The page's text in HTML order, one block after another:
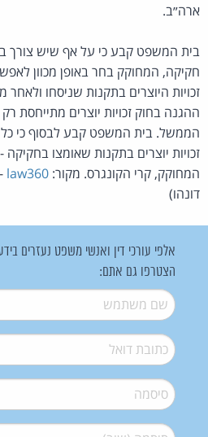
ארה״ב.
בית המשפט קבע כי על אף שיש צורך
חקיקה, המחוקק בחר באופן מכוון
זכויות היוצרים בתקנות שניסחו
ההגנה בחוק זכויות יוצרים מתייחסת
הממשל. בית המשפט קבע לבסוף כי
זכויות יוצרים בתקנות שאומצו
המחוקק, קרי הקונגרס. מקור: law360
דונהו)
אלפי עורכי דין ואנשי משפט נעזרים
הצטרפו גם אתם:
שם משתמש*
דואל*
סיסמה*
סיסמה (שוב)*